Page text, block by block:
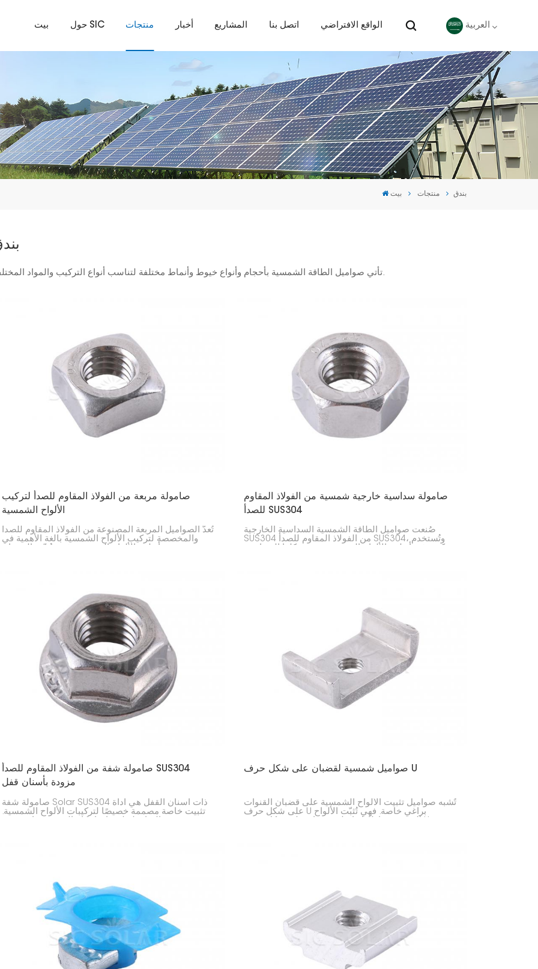
بيت حول SIC منتجات أخبار المشاريع اتصل بنا الواقع الافتراضي العربية
English
Deutsch
español
português
بيت منتجات بندق
تأتي صواميل الطاقة الشمسية بأحجام وأنواع خيوط وأنماط مختلفة لتناسب أنواع التركيب والمواد المختلفة.
صامولة مربعة من الفولاذ المقاوم للصدأ لتركيب
الألواح الشمسية
تُعدّ الصواميل المربعة المصنوعة من الفولاذ المقاوم للصدأ
والمخصصة لتركيب الألواح الشمسية بالغة الأهمية في
صامولة سداسية خارجية شمسية من الفولاذ المقاوم
للصدأ SUS304
صُنعت صواميل الطاقة الشمسية السداسية الخارجية
SUS304 من الفولاذ المقاوم للصدأ SUS304، وتُستخدم
صامولة شفة من الفولاذ المقاوم للصدأ SUS304
مزودة بأسنان قفل
صامولة شفة Solar SUS304 ذات أسنان القفل هي أداة
تثبيت خاصة مصممة خصيصًا لتركيبات الألواح الشمسية.
صواميل شمسية لقضبان على شكل حرف U
تُشبه صواميل تثبيت الألواح الشمسية على قضبان القنوات
على شكل حرف U براغي خاصة. فهي تُثبّت الألواح